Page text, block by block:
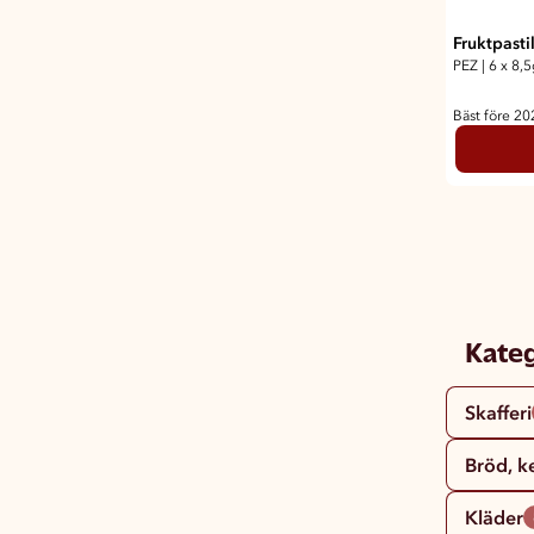
PEZ 6 x
Bäst före
Skafferi
Bröd,
Kläder